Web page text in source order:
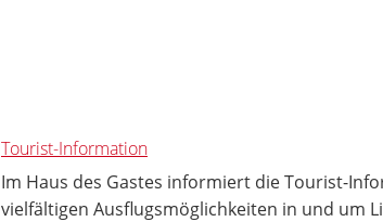
Tourist-Information
Im Haus des Gastes informiert die Tourist-
vielfältigen Ausflugsmöglichkeiten in und um